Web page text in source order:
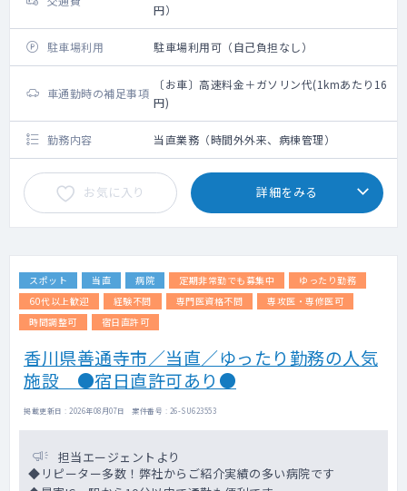
円）
駐車場利用 駐車場利用可（自己負担なし）
車通勤時の補足事項
〔お車〕高速料金＋ガソリン代(1kmあたり16
円)
勤務内容 当直業務（時間外外来、病棟管理）
お気に入り 詳細をみる
スポット 当直 病院 定期非常勤でも募集中
ゆったり勤務
60代以上歓迎
経験不問 専門医資格不問
専攻医・専修医可
時間調整可
宿日直許可
香川県善通寺市／当直／ゆったり勤務の人気
施設 ●宿日直許可あり●
掲載更新日 : 2026年08月07日 案件番号 : 26-SU623553
担当エージェントより
◆リピーター多数！弊社からご紹介実績の多い病院です